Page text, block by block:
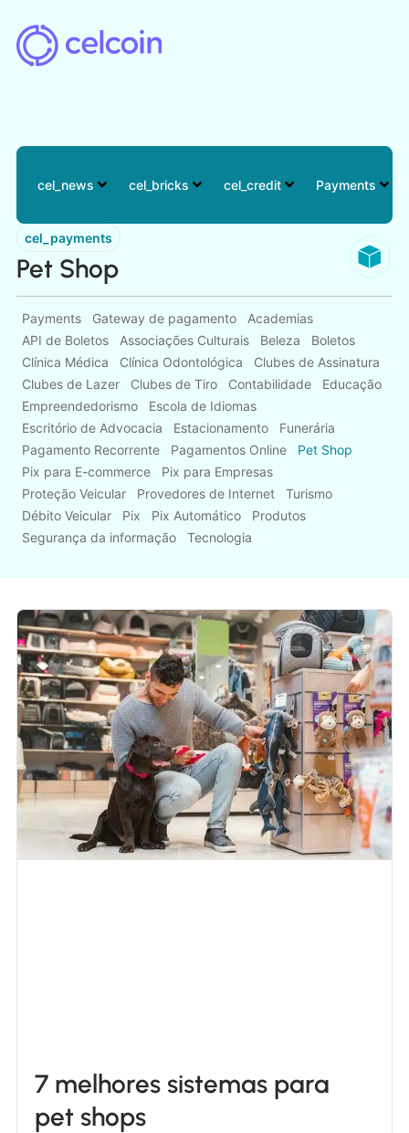
cel_news cel_bricks cel_credit Payments
cel_payments
Pet Shop
Payments Gateway de pagamento
Academias
API de Boletos
Associações Culturais Beleza
Boletos
Clínica Médica
Clínica Odontológica
Clubes de Assinatura
Clubes de Lazer
Clubes de Tiro Contabilidade
Educação
Empreendedorismo
Escola de Idiomas
Escritório de Advocacia
Estacionamento
Funerária
Pagamento Recorrente
Pagamentos Online
Pet Shop
Pix para E-commerce
Pix para Empresas
Proteção Veicular
Provedores de Internet
Turismo
Débito Veicular
Pix Pix Automático
Produtos
Segurança da informação
Tecnologia
7 melhores sistemas para
pet shops